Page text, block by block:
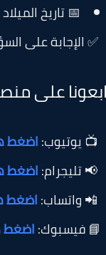
السؤال
هنا
هنا
هنا
اضغط هنا